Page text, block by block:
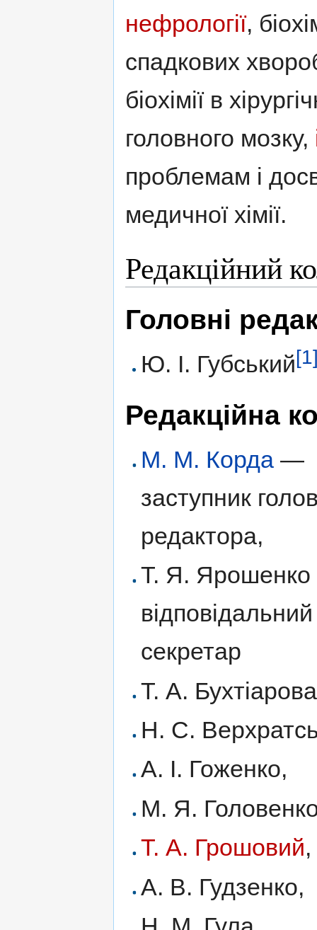
нефрології,
спадкових
біохімії в
головного мозку,
проблемам і
медичної хімії.
Редакційний
Головні
Ю. І. Губський
Редакційна
М. М. Корда —
заступник
редактора,
Т. Я.
відповідальний
секретар
Т. А.
Н. С.
А. І. Гоженко,
М. Я.
Т. А. Грошовий,
А. В. Гудзенко,